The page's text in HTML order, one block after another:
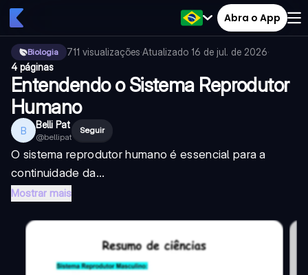
Abra o App
Biologia 711 visualizações·Atualizado 16 de jul. de 2026·
4 páginas
Entendendo o Sistema Reprodutor
Humano
B Belli Pat
@bellipat
Seguir
O sistema reprodutor humano é essencial para a
continuidade da...
Mostrar mais